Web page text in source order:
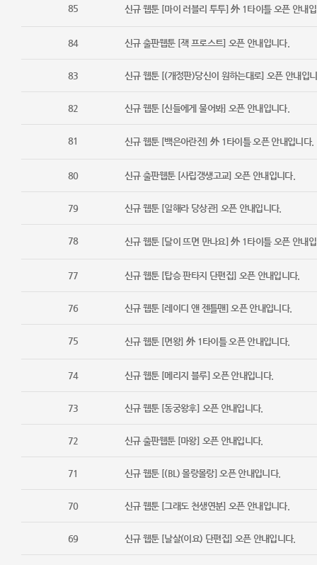
85 신규 웹툰 [마이 러블리 투투] 外 1타이틀 오픈 안내
84 신규 출판웹툰 [잭 프로스트] 오픈 안내입니다.
83 신규 웹툰 [(개정판)당신이 원하는대로] 오픈 안내입
82 신규 웹툰 [신들에게 물어봐] 오픈 안내입니다.
81 신규 웹툰 [백은아란전] 外 1타이틀 오픈 안내입니다.
80 신규 출판웹툰 [사립갱생고교] 오픈 안내입니다.
79 신규 웹툰 [일해라 당상관] 오픈 안내입니다.
78 신규 웹툰 [달이 뜨면 만나요] 外 1타이틀 오픈 안내
77 신규 웹툰 [탑승 판타지 단편집] 오픈 안내입니다.
76 신규 웹툰 [레이디 앤 젠틀맨] 오픈 안내입니다.
75 신규 웹툰 [면왕] 外 1타이틀 오픈 안내입니다.
74 신규 웹툰 [메리지 블루] 오픈 안내입니다.
73 신규 웹툰 [동궁왕후] 오픈 안내입니다.
72 신규 출판웹툰 [마왕] 오픈 안내입니다.
71 신규 웹툰 [(BL) 몰랑몰랑] 오픈 안내입니다.
70 신규 웹툰 [그래도 천생연분] 오픈 안내입니다.
69 신규 웹툰 [날살(이요) 단편집] 오픈 안내입니다.